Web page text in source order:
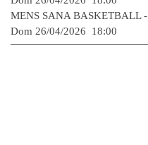
MENS SANA BASKETBALL -
Dom 26/04/2026 18:00